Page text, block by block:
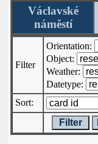
Václavské
náměstí
Filter
Orientation:
Object:
Weather:
Datetype:
Sort:
Filter